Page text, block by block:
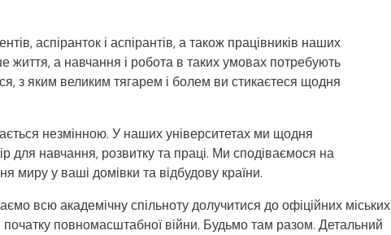
аспіранток і аспірантів, а також працівників наших
життя, а навчання і робота в таких умовах потребують
з яким великим тягарем і болем ви стикаєтеся щодня
незмінною. У наших університетах ми щодня
для навчання, розвитку та праці. Ми сподіваємося на
миру у ваші домівки та відбудову країни.
всю академічну спільноту долучитися до офіційних міських
початку повномасштабної війни. Будьмо там разом. Детальний